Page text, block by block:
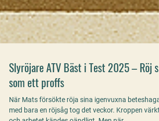
Slyröjare ATV Bäst i Test 2025 – Röj sly
som ett proffs